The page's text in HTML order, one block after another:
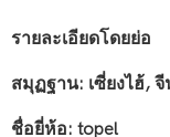
รายละเอียดโดยย่อ
สมุฏฐาน: เซี่ยงไฮ้, จี
ชื่อยี่ห้อ: topel